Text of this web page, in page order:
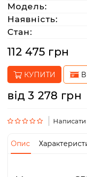
(063)
212
08
76
Режим
роботи:
Пт
-
19:00
Модель:
Наявність:
Стан:
112 475 грн
КУПИТИ
від 3 278 грн
Написати
Опис